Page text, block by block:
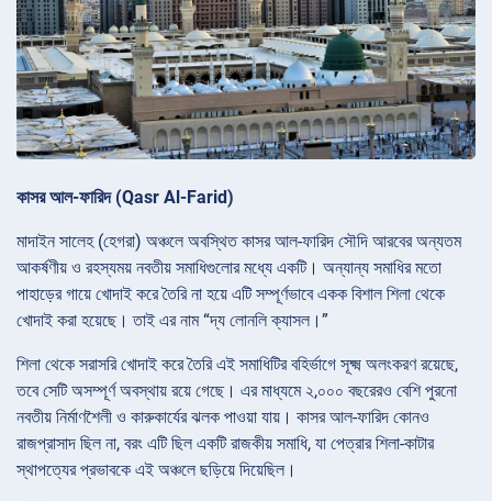
কাসর আল-ফারিদ (Qasr Al-Farid)
মাদাইন সালেহ (হেগরা) অঞ্চলে অবস্থিত কাসর আল-ফারিদ সৌদি আরবের অন্যতম
আকর্ষণীয় ও রহস্যময় নবতীয় সমাধিগুলোর মধ্যে একটি। অন্যান্য সমাধির মতো
পাহাড়ের গায়ে খোদাই করে তৈরি না হয়ে এটি সম্পূর্ণভাবে একক বিশাল শিলা থেকে
খোদাই করা হয়েছে। তাই এর নাম “দ্য লোনলি ক্যাসল।”
শিলা থেকে সরাসরি খোদাই করে তৈরি এই সমাধিটির বহির্ভাগে সূক্ষ্ম অলংকরণ রয়েছে,
তবে সেটি অসম্পূর্ণ অবস্থায় রয়ে গেছে। এর মাধ্যমে ২,০০০ বছরেরও বেশি পুরনো
নবতীয় নির্মাণশৈলী ও কারুকার্যের ঝলক পাওয়া যায়। কাসর আল-ফারিদ কোনও
রাজপ্রাসাদ ছিল না, বরং এটি ছিল একটি রাজকীয় সমাধি, যা পেত্রার শিলা-কাটার
স্থাপত্যের প্রভাবকে এই অঞ্চলে ছড়িয়ে দিয়েছিল।